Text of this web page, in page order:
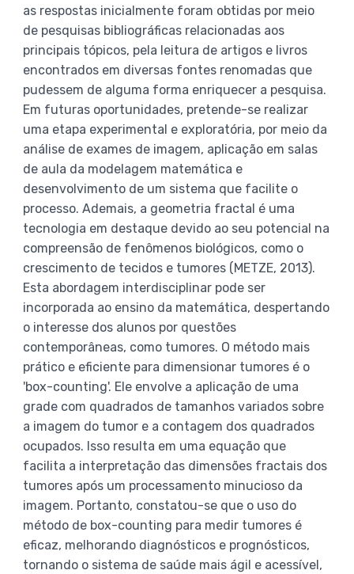
as respostas inicialmente foram obtidas por meio
de pesquisas bibliográficas relacionadas aos
principais tópicos, pela leitura de artigos e livros
encontrados em diversas fontes renomadas que
pudessem de alguma forma enriquecer a pesquisa.
Em futuras oportunidades, pretende-se realizar
uma etapa experimental e exploratória, por meio da
análise de exames de imagem, aplicação em salas
de aula da modelagem matemática e
desenvolvimento de um sistema que facilite o
processo. Ademais, a geometria fractal é uma
tecnologia em destaque devido ao seu potencial na
compreensão de fenômenos biológicos, como o
crescimento de tecidos e tumores (METZE, 2013).
Esta abordagem interdisciplinar pode ser
incorporada ao ensino da matemática, despertando
o interesse dos alunos por questões
contemporâneas, como tumores. O método mais
prático e eficiente para dimensionar tumores é o
'box-counting'. Ele envolve a aplicação de uma
grade com quadrados de tamanhos variados sobre
a imagem do tumor e a contagem dos quadrados
ocupados. Isso resulta em uma equação que
facilita a interpretação das dimensões fractais dos
tumores após um processamento minucioso da
imagem. Portanto, constatou-se que o uso do
método de box-counting para medir tumores é
eficaz, melhorando diagnósticos e prognósticos,
tornando o sistema de saúde mais ágil e acessível,